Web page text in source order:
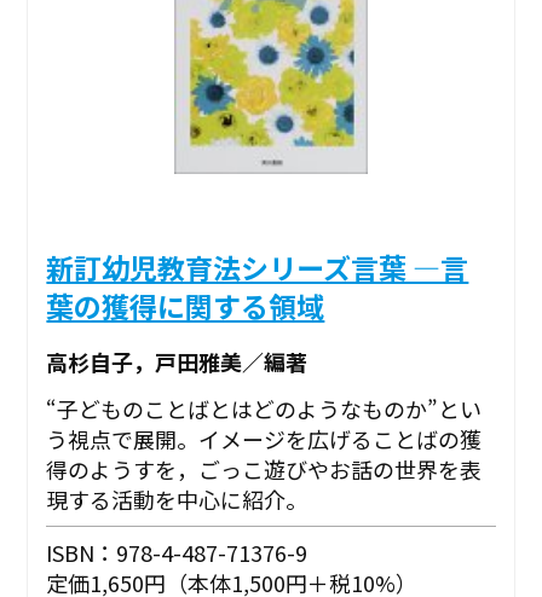
新訂幼児教育法シリーズ言葉 ―言
葉の獲得に関する領域
高杉自子，戸田雅美／編著
“子どものことばとはどのようなものか”とい
う視点で展開。イメージを広げることばの獲
得のようすを，ごっこ遊びやお話の世界を表
現する活動を中心に紹介。
ISBN：978-4-487-71376-9
定価1,650円（本体1,500円＋税10%）